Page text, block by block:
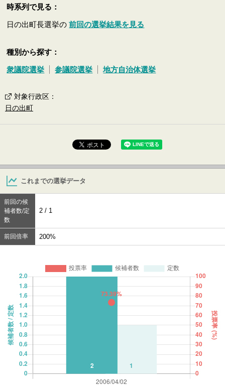
時系列で見る：
日の出町長選挙の前回の選挙結果を見る
種別から探す：
衆議院選挙 参議院選挙 地方自治体選挙
対象行政区 ：
日の出町
これまでの選挙データ
前回の候
補者数/定
数
2 / 1
前回倍率 200%